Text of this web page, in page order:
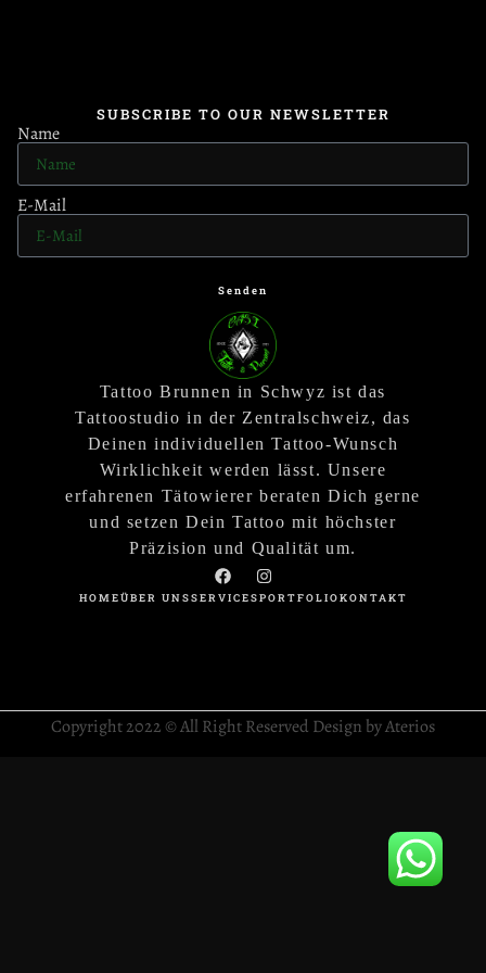
SUBSCRIBE TO OUR NEWSLETTER
Name
E-Mail
Senden
Tattoo Brunnen in Schwyz ist das
Tattoostudio in der Zentralschweiz, das
Deinen individuellen Tattoo-Wunsch
Wirklichkeit werden lässt. Unsere
erfahrenen Tätowierer beraten Dich gerne
und setzen Dein Tattoo mit höchster
Präzision und Qualität um.
HOMEÜBER UNSSERVICESPORTFOLIOKONTAKT
Copyright 2022 © All Right Reserved Design by Aterios